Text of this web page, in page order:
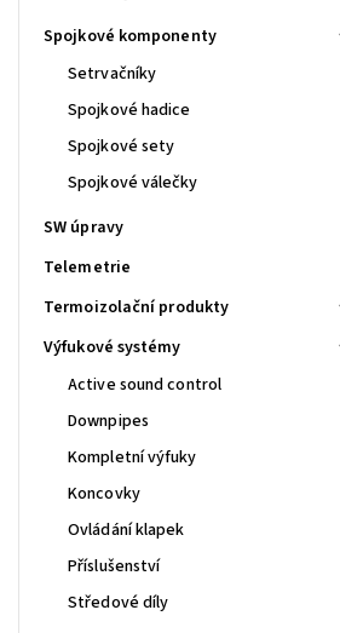
Spojkové komponenty
Setrvačníky
Spojkové hadice
Spojkové sety
Spojkové válečky
SW úpravy
Telemetrie
Termoizolační produkty
Výfukové systémy
Active sound control
Downpipes
Kompletní výfuky
Koncovky
Ovládání klapek
Příslušenství
Středové díly